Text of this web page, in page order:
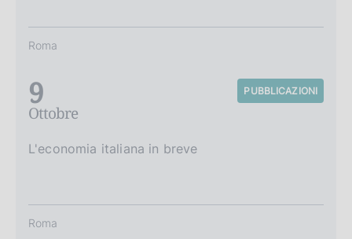
Roma
9
Ottobre
PUBBLICAZIONI
L'economia italiana in breve
Roma